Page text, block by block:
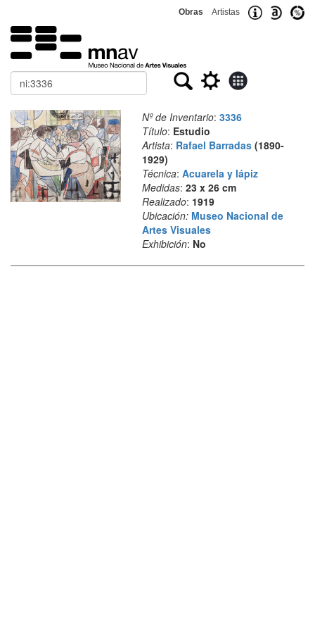
Obras Artistas
Buscar
Nº de Inventario: 3336
Título: Estudio
Artista: Rafael Barradas(1890-
1929)
Técnica: Acuarela y lápiz
Medidas: 23 x 26 cm
Realizado: 1919
Ubicación: Museo Nacional de
Artes Visuales
Exhibición: No